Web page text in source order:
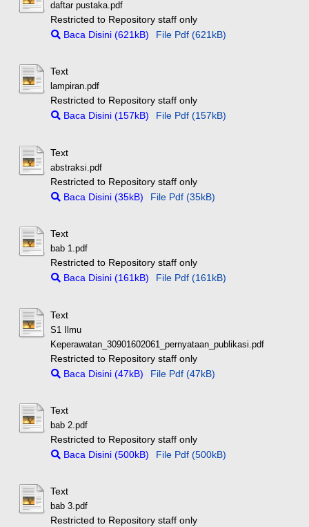
daftar pustaka.pdf
Restricted to Repository staff only
Baca Disini (621kB)
File Pdf (621kB)
Text
lampiran.pdf
Restricted to Repository staff only
Baca Disini (157kB)
File Pdf (157kB)
Text
abstraksi.pdf
Restricted to Repository staff only
Baca Disini (35kB)
File Pdf (35kB)
Text
bab 1.pdf
Restricted to Repository staff only
Baca Disini (161kB)
File Pdf (161kB)
Text
S1 Ilmu
Keperawatan_30901602061_pernyataan_publikasi.pdf
Restricted to Repository staff only
Baca Disini (47kB)
File Pdf (47kB)
Text
bab 2.pdf
Restricted to Repository staff only
Baca Disini (500kB)
File Pdf (500kB)
Text
bab 3.pdf
Restricted to Repository staff only